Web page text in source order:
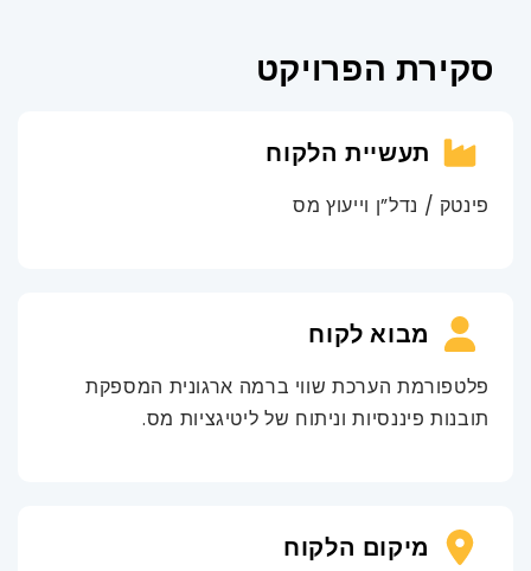
סקירת הפרויקט
תעשיית הלקוח
פינטק / נדל”ן וייעוץ מס
מבוא לקוח
פלטפורמת הערכת שווי ברמה ארגונית המספקת
תובנות פיננסיות וניתוח של ליטיגציות מס.
מיקום הלקוח